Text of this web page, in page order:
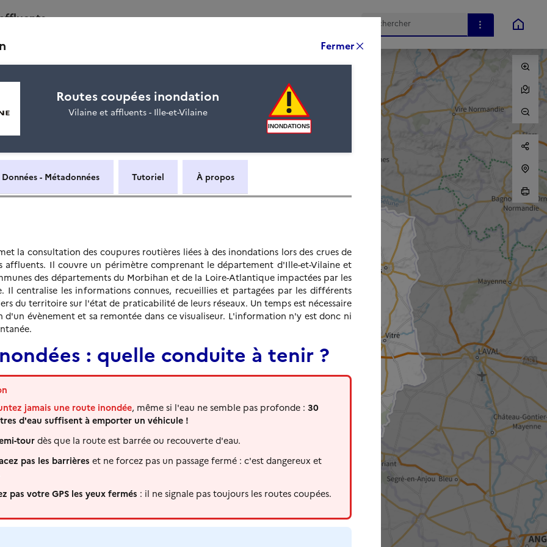
Routes coupées inondation
Vilaine et affluents - Ille-et-Vilaine
Données - Métadonnées Tutoriel À propos
la consultation des coupures routières liées à des inondations lors des crues de
affluents. Il couvre un périmètre comprenant le département d'Ille-et-Vilaine et
des départements du Morbihan et de la Loire-Atlantique impactées par les
Il centralise les informations connues, recueillies et partagées par les différents
du territoire sur l'état de praticabilité de leurs réseaux. Un temps est nécessaire
évènement et sa remontée dans ce visualiseur. L'information n'y est donc ni
: quelle conduite à tenir ?
jamais une route inondée, même si l'eau ne semble pas profonde : 30
d'eau suffisent à emporter un véhicule !
tourdès que la route est barrée ou recouverte d'eau.
pas les barrières et ne forcez pas un passage fermé : c'est dangereux et
pas votre GPS les yeux fermés : il ne signale pas toujours les routes coupées.